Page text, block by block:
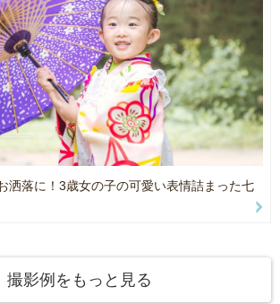
影他…
い出。
で過ごす時間を楽しんでいただくことが一番大
しまう等々心配がある方もいると思いますが、
方法を見つけていきます♪
らかじめご了承ください。
が多く、お子さんとのコミュニケーションにも
洒落に！3歳女の子の可愛い表情詰まった七
撮影例をもっと見る